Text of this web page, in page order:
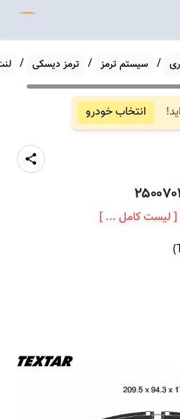
/ سیستم ترمز / ترمز دیسکی /
انتخاب خودرو
2500701
[ لیست کامل ... ]
)